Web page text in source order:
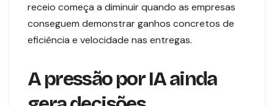
receio começa a diminuir quando as empresas
conseguem demonstrar ganhos concretos de
eficiência e velocidade nas entregas.
A pressão por IA ainda